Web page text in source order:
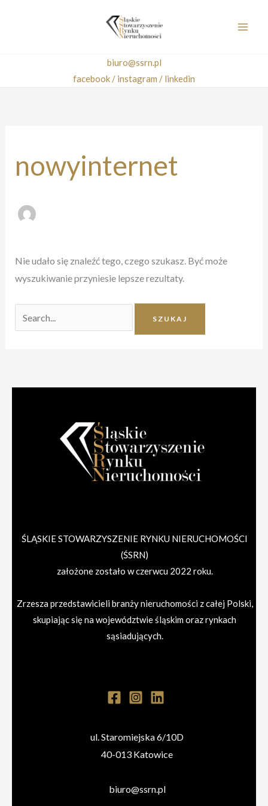
biuro@ssrn.pl
facebook / instagram / linkedin
nowyinternet
Nie udało się znaleźć tego, czego szukasz. Być może
wyszukiwanie przyniesie lepsze rezultaty.
ŚLĄSKIE STOWARZYSZENIE RYNKU NIERUCHOMOŚCI
(ŚSRN)
założone zostało w czerwcu 2022 roku.
Zrzesza przedstawicieli branży nieruchomości z całej Polski,
skupiając się na województwie śląskim oraz rynkach
sąsiadujących.
ul. Staromiejska 6/10D
40-013 Katowice
biuro@ssrn.pl